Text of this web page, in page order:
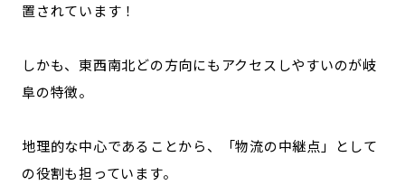
置されています！
しかも、東西南北どの方向にもアクセスしやすいのが岐
阜の特徴。
地理的な中心であることから、「物流の中継点」として
の役割も担っています。